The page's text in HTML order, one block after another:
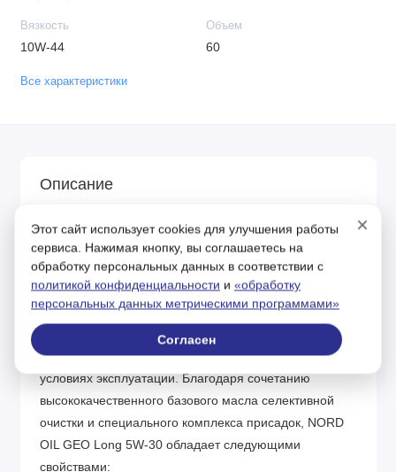
Вязкость
10W-44
Объем
60
Все характеристики
Описание
Моторное масло для дизельных двигателей
работающих на природном газе Всесезонное
моторное масло специально разработано для
высоких температур сгорания в современных
мобильных двигателях на природном газе. NORD OIL
GEO Long 5W-30 также обеспечивает высокий КПД
дизельных и бензиновых двигателей в тяжелых
условиях эксплуатации. Благодаря сочетанию
высококачественного базового масла селективной
очистки и специального комплекса присадок, NORD
OIL GEO Long 5W-30 обладает следующими
свойствами:
×
Этот сайт использует cookies для улучшения работы
сервиса. Нажимая кнопку, вы соглашаетесь на
обработку персональных данных в соответствии с
политикой конфиденциальности и «обработку
персональных данных метрическими программами»
Согласен